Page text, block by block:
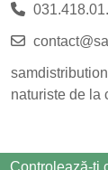
naturiste de la
Controlează-ți